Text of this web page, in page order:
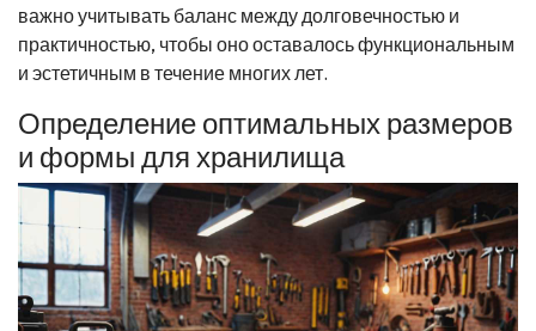
важно учитывать баланс между долговечностью и
практичностью, чтобы оно оставалось функциональным
и эстетичным в течение многих лет.
Определение оптимальных размеров
и формы для хранилища